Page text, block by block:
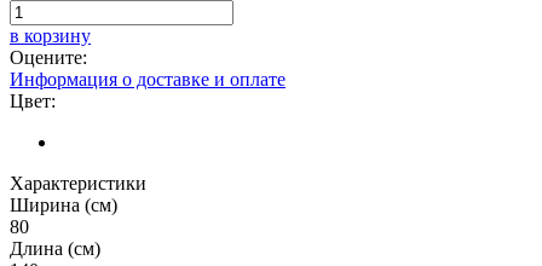
в корзину
Оцените:
Информация о доставке и оплате
Цвет:
Характеристики
Ширина (см)
80
Длина (см)